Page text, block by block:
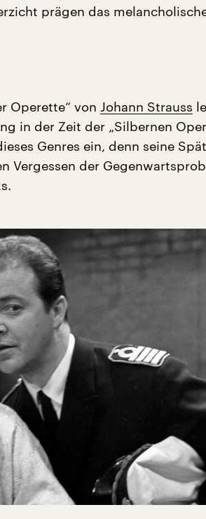
prägen das
Operette“ von Johann Strauss
in der Zeit der „Silbernen
Genres ein, denn seine
Vergessen der